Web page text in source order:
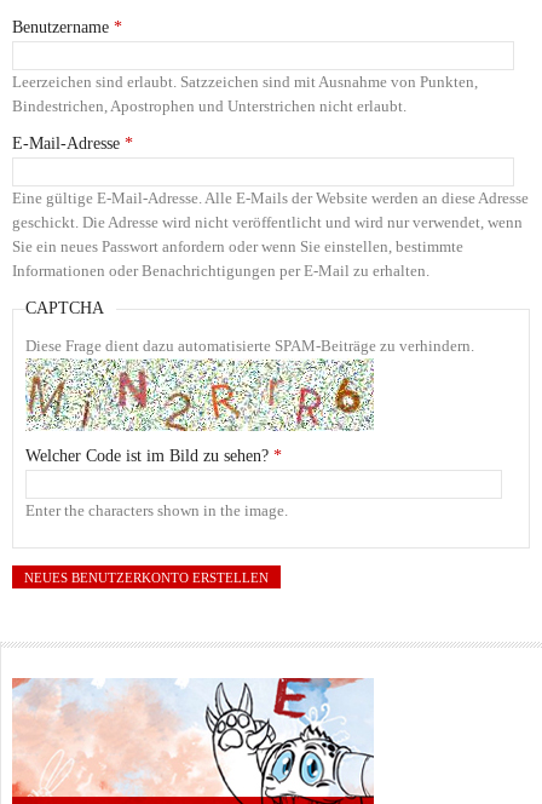
Benutzername *
Leerzeichen sind erlaubt. Satzzeichen sind mit Ausnahme von Punkten,
Bindestrichen, Apostrophen und Unterstrichen nicht erlaubt.
E-Mail-Adresse *
Eine gültige E-Mail-Adresse. Alle E-Mails der Website werden an diese Adresse
geschickt. Die Adresse wird nicht veröffentlicht und wird nur verwendet, wenn
Sie ein neues Passwort anfordern oder wenn Sie einstellen, bestimmte
Informationen oder Benachrichtigungen per E-Mail zu erhalten.
CAPTCHA
Diese Frage dient dazu automatisierte SPAM-Beiträge zu verhindern.
Welcher Code ist im Bild zu sehen? *
Enter the characters shown in the image.